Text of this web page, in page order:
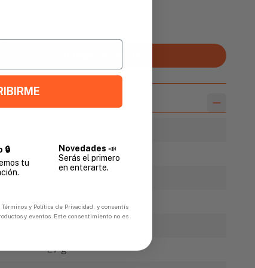
Macho
27 g
tu
Novedades📣
Serás el primero
en enterarte.
y Política de Privacidad, y consentís
y eventos. Este consentimiento no es